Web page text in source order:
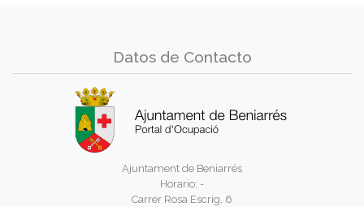
Datos de Contacto
Ajuntament de Beniarrés
Horario: -
Carrer Rosa Escrig, 6